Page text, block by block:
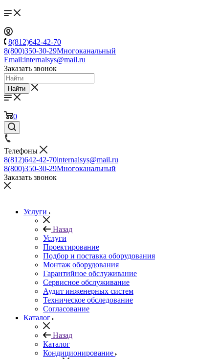
8(812)642-42-70
8(800)350-30-29Многоканальный
Email:internalsys@mail.ru
Заказать звонок
Найти
0
Телефоны
8(812)642-42-70internalsys@mail.ru
8(800)350-30-29Многоканальный
Заказать звонок
Услуги
Назад
Услуги
Проектирование
Подбор и поставка оборудования
Монтаж оборудования
Гарантийное обслуживание
Сервисное обслуживание
Аудит инженерных систем
Техническое обследование
Согласование
Каталог
Назад
Каталог
Кондиционирование